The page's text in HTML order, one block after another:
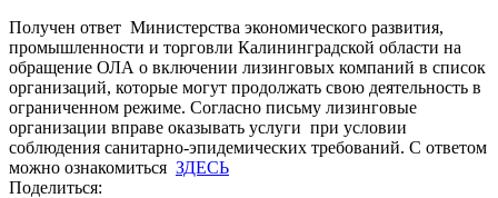
Получен ответ Министерства экономического развития,
промышленности и торговли Калининградской области на
обращение ОЛА о включении лизинговых компаний в список
организаций, которые могут продолжать свою деятельность в
ограниченном режиме. Согласно письму лизинговые
организации вправе оказывать услуги при условии
соблюдения санитарно-эпидемических требований. С ответом
можно ознакомиться ЗДЕСЬ
Поделиться: